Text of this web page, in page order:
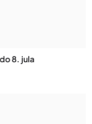
8. jula